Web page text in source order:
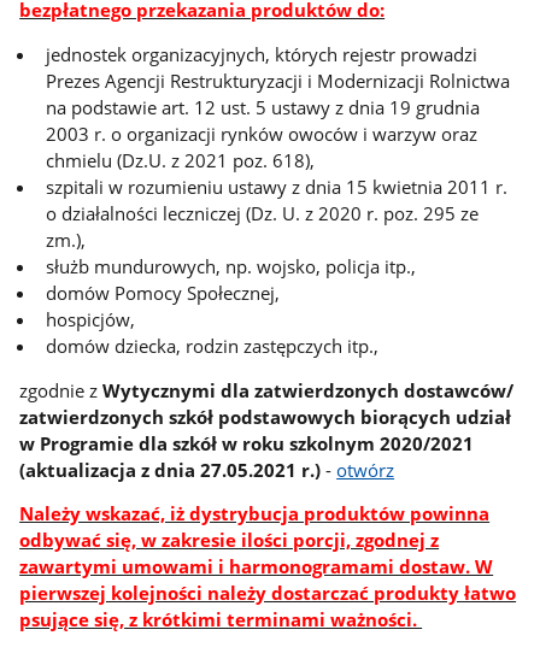
bezpłatnego przekazania produktów do:
jednostek organizacyjnych, których rejestr prowadzi
Prezes Agencji Restrukturyzacji i Modernizacji Rolnictwa
na podstawie art. 12 ust. 5 ustawy z dnia 19 grudnia
2003 r. o organizacji rynków owoców i warzyw oraz
chmielu (Dz.U. z 2021 poz. 618),
szpitali w rozumieniu ustawy z dnia 15 kwietnia 2011 r.
o działalności leczniczej (Dz. U. z 2020 r. poz. 295 ze
zm.),
służb mundurowych, np. wojsko, policja itp.,
domów Pomocy Społecznej,
hospicjów,
domów dziecka, rodzin zastępczych itp.,
zgodnie zWytycznymi dla zatwierdzonych dostawców/
zatwierdzonych szkół podstawowych biorących udział
w Programie dla szkół w roku szkolnym 2020/2021
(aktualizacja z dnia 27.05.2021 r.)-otwórz
Należy wskazać, iż dystrybucja produktów powinna
odbywać się, w zakresie ilości porcji, zgodnej z
zawartymi umowami i harmonogramami dostaw. W
pierwszej kolejności należy dostarczać produkty łatwo
psujące się, z krótkimi terminami ważności.